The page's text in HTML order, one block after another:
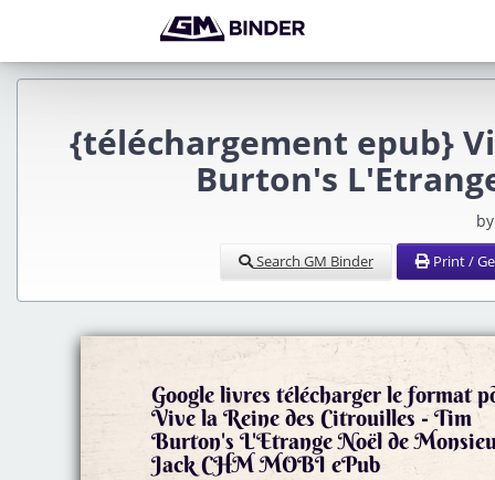
{téléchargement epub}
Burton's
Search GM Binder Print /
Google livres télécharger le format
Vive la Reine des Citrouilles - Tim
Burton's L'Etrange Noël de
Jack CHM MOBI ePub